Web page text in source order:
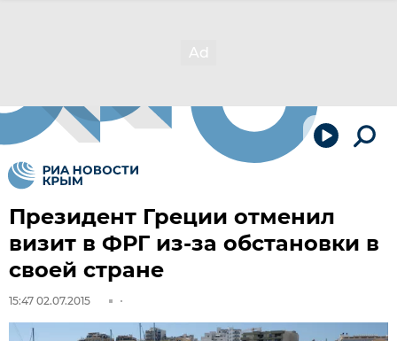
Президент Греции отменил
визит в ФРГ из-за обстановки в
своей стране
15:47 02.07.2015